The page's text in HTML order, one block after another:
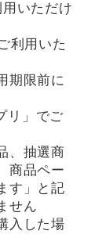
いただけ
利用いた
期限前に
リ」でご
、抽選商
商品ペー
す」と記
せん
入した場